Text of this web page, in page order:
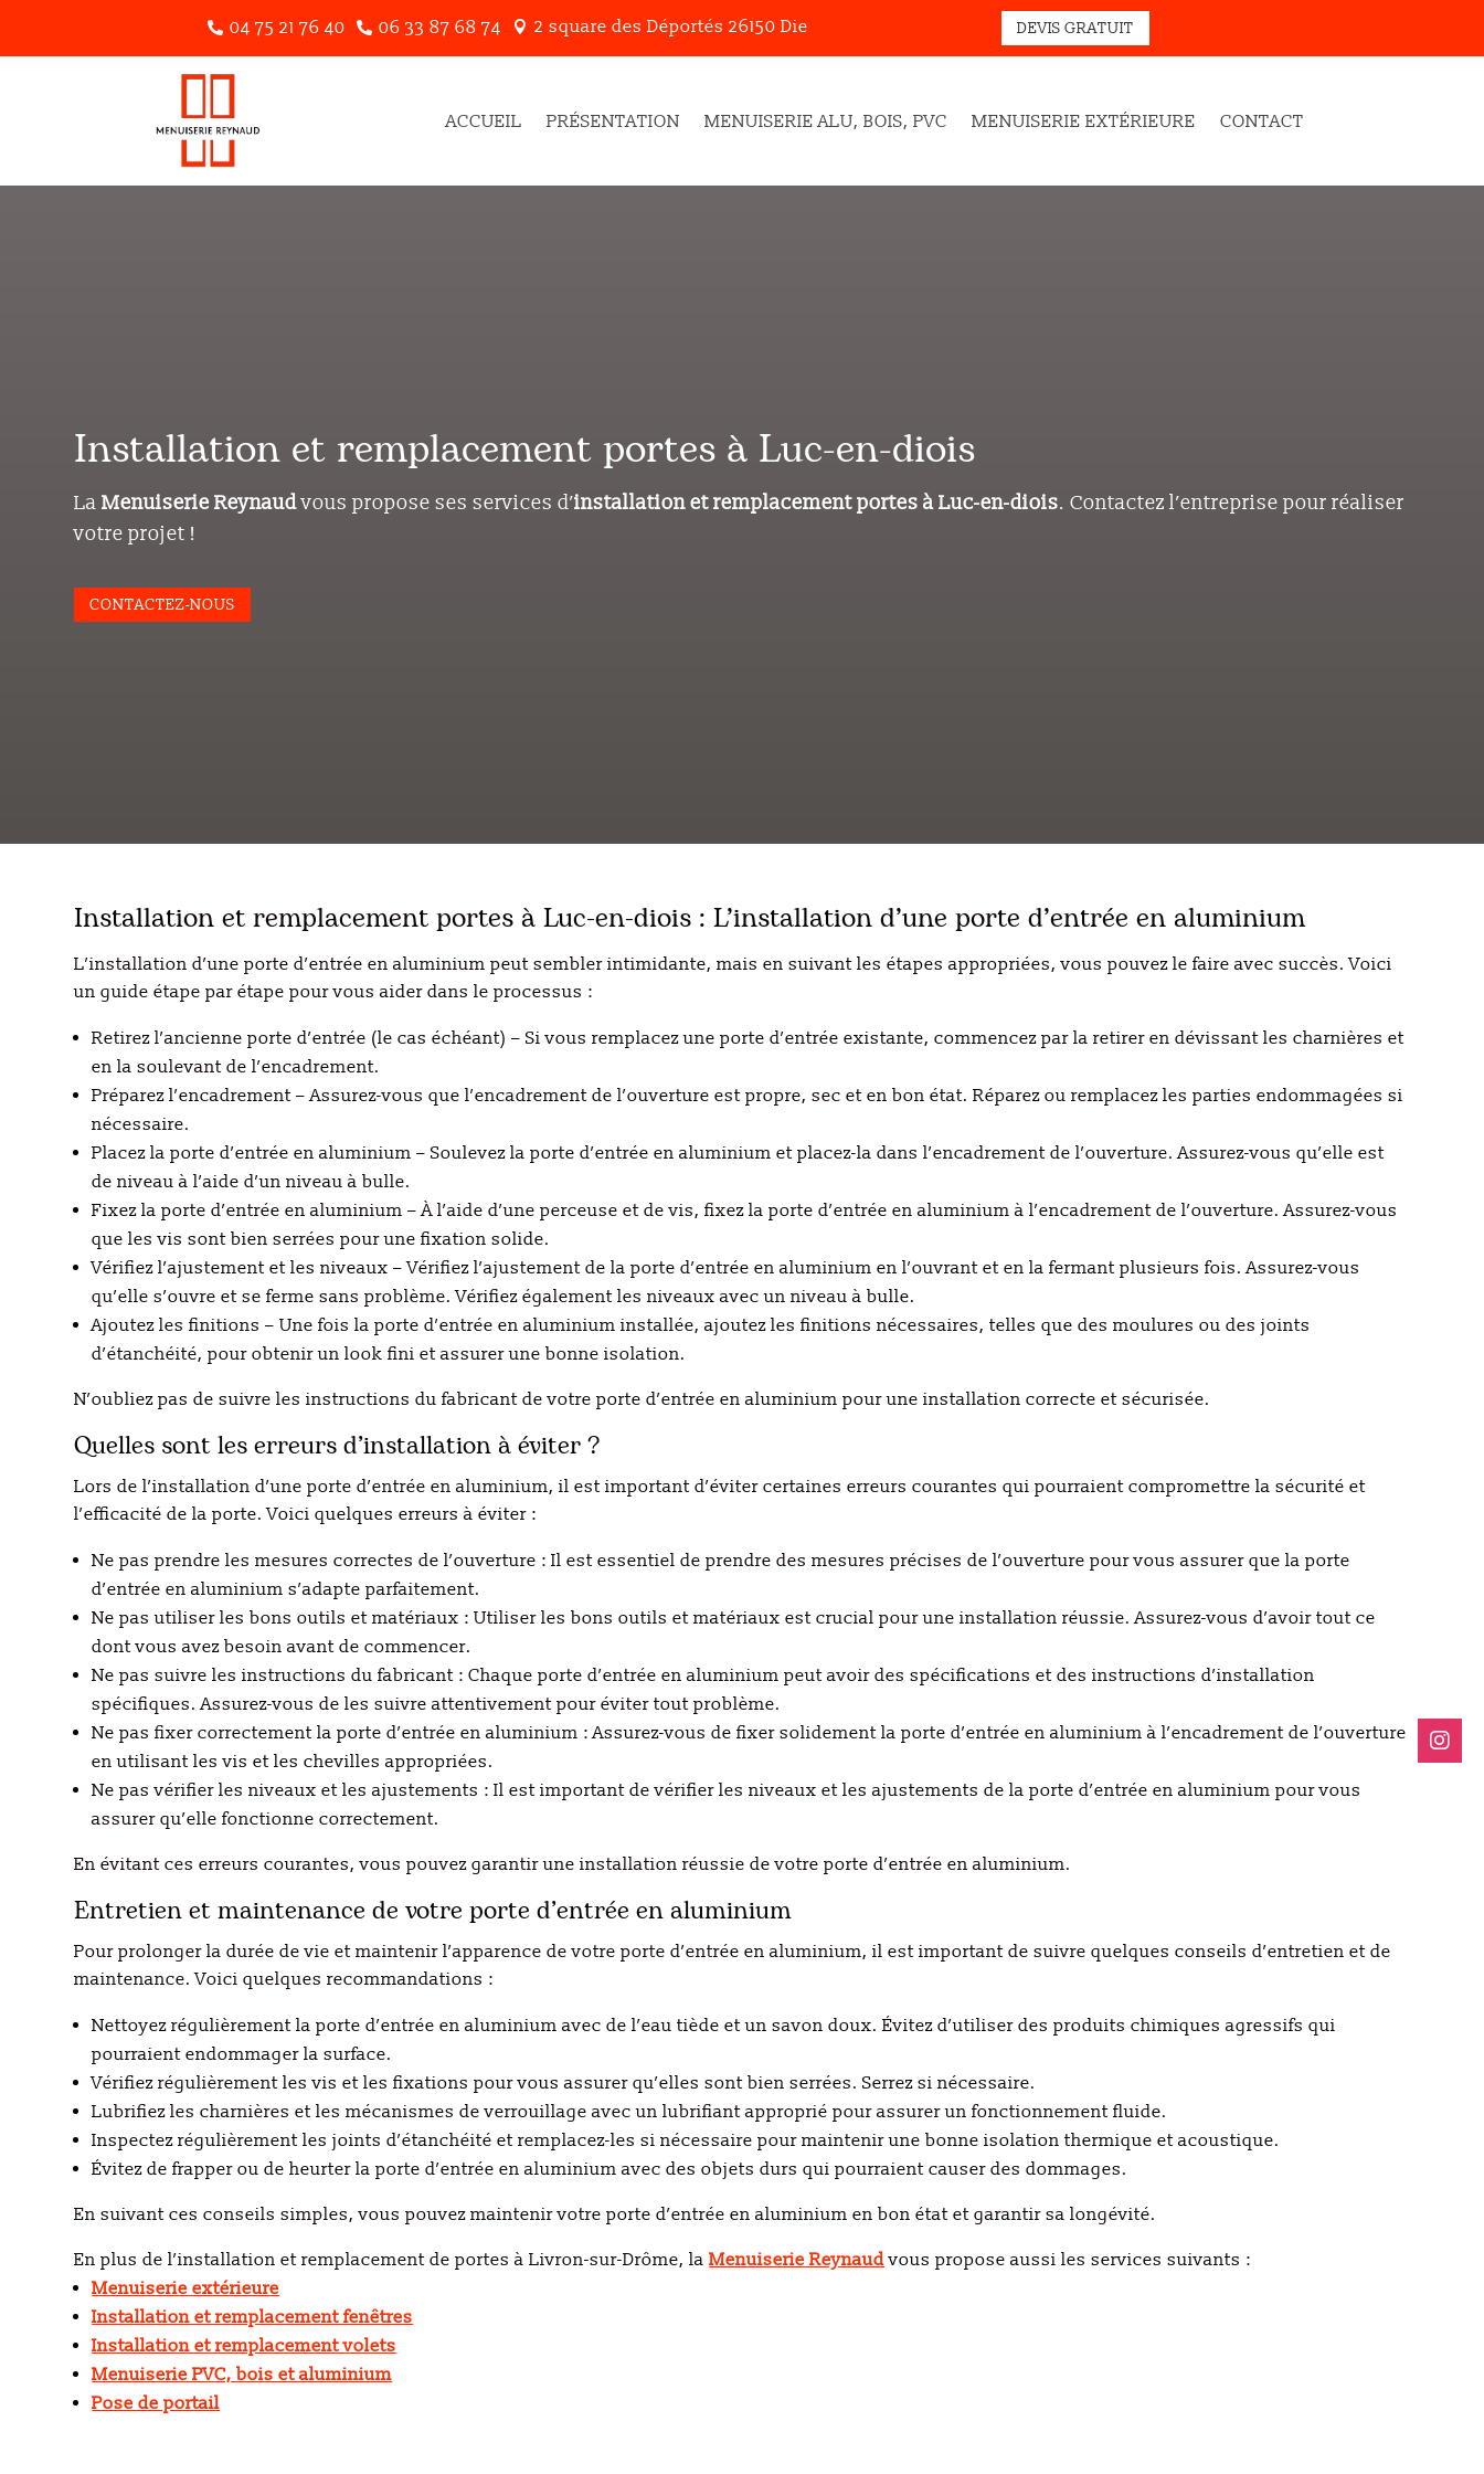
 04 75 21 76 40  06 33 87 68 74  2 square des Déportés 26150 Die DEVIS GRATUIT
ACCUEIL PRÉSENTATION MENUISERIE ALU, BOIS, PVC MENUISERIE EXTÉRIEURE CONTACT
Installation et remplacement portes à Luc-en-diois
LaMenuiserie Reynaudvous propose ses services d’installation et remplacement portes àLuc-en-diois. Contactez l’entreprise pour réaliser
votre projet !
CONTACTEZ-NOUS
Installation et remplacement portes à Luc-en-diois : L’installation d’une porte d’entrée en aluminium
L’installation d’une porte d’entrée en aluminium peut sembler intimidante, mais en suivant les étapes appropriées, vous pouvez le faire avec succès. Voici
un guide étape par étape pour vous aider dans le processus :
Retirez l’ancienne porte d’entrée (le cas échéant) – Si vous remplacez une porte d’entrée existante, commencez par la retirer en dévissant les charnières et
en la soulevant de l’encadrement.
Préparez l’encadrement – Assurez-vous que l’encadrement de l’ouverture est propre, sec et en bon état. Réparez ou remplacez les parties endommagées si
nécessaire.
Placez la porte d’entrée en aluminium – Soulevez la porte d’entrée en aluminium et placez-la dans l’encadrement de l’ouverture. Assurez-vous qu’elle est
de niveau à l’aide d’un niveau à bulle.
Fixez la porte d’entrée en aluminium – À l’aide d’une perceuse et de vis, fixez la porte d’entrée en aluminium à l’encadrement de l’ouverture. Assurez-vous
que les vis sont bien serrées pour une fixation solide.
Vérifiez l’ajustement et les niveaux – Vérifiez l’ajustement de la porte d’entrée en aluminium en l’ouvrant et en la fermant plusieurs fois. Assurez-vous
qu’elle s’ouvre et se ferme sans problème. Vérifiez également les niveaux avec un niveau à bulle.
Ajoutez les finitions – Une fois la porte d’entrée en aluminium installée, ajoutez les finitions nécessaires, telles que des moulures ou des joints
d’étanchéité, pour obtenir un look fini et assurer une bonne isolation.
N’oubliez pas de suivre les instructions du fabricant de votre porte d’entrée en aluminium pour une installation correcte et sécurisée.
Quelles sont les erreurs d’installation à éviter ?
Lors de l’installation d’une porte d’entrée en aluminium, il est important d’éviter certaines erreurs courantes qui pourraient compromettre la sécurité et
l’efficacité de la porte. Voici quelques erreurs à éviter :
Ne pas prendre les mesures correctes de l’ouverture : Il est essentiel de prendre des mesures précises de l’ouverture pour vous assurer que la porte
d’entrée en aluminium s’adapte parfaitement.
Ne pas utiliser les bons outils et matériaux : Utiliser les bons outils et matériaux est crucial pour une installation réussie. Assurez-vous d’avoir tout ce
dont vous avez besoin avant de commencer.
Ne pas suivre les instructions du fabricant : Chaque porte d’entrée en aluminium peut avoir des spécifications et des instructions d’installation
spécifiques. Assurez-vous de les suivre attentivement pour éviter tout problème.
Ne pas fixer correctement la porte d’entrée en aluminium : Assurez-vous de fixer solidement la porte d’entrée en aluminium à l’encadrement de l’ouverture
en utilisant les vis et les chevilles appropriées.
Ne pas vérifier les niveaux et les ajustements : Il est important de vérifier les niveaux et les ajustements de la porte d’entrée en aluminium pour vous
assurer qu’elle fonctionne correctement.
En évitant ces erreurs courantes, vous pouvez garantir une installation réussie de votre porte d’entrée en aluminium.
Entretien et maintenance de votre porte d’entrée en aluminium
Pour prolonger la durée de vie et maintenir l’apparence de votre porte d’entrée en aluminium, il est important de suivre quelques conseils d’entretien et de
maintenance. Voici quelques recommandations :
Nettoyez régulièrement la porte d’entrée en aluminium avec de l’eau tiède et un savon doux. Évitez d’utiliser des produits chimiques agressifs qui
pourraient endommager la surface.
Vérifiez régulièrement les vis et les fixations pour vous assurer qu’elles sont bien serrées. Serrez si nécessaire.
Lubrifiez les charnières et les mécanismes de verrouillage avec un lubrifiant approprié pour assurer un fonctionnement fluide.
Inspectez régulièrement les joints d’étanchéité et remplacez-les si nécessaire pour maintenir une bonne isolation thermique et acoustique.
Évitez de frapper ou de heurter la porte d’entrée en aluminium avec des objets durs qui pourraient causer des dommages.
En suivant ces conseils simples, vous pouvez maintenir votre porte d’entrée en aluminium en bon état et garantir sa longévité.
En plus de l’installation et remplacement deportesà Livron-sur-Drôme, laMenuiserie Reynaudvous propose aussi les services suivants :
Menuiserie extérieure
Installation et remplacement fenêtres
Installation et remplacement volets
Menuiserie PVC, bois et aluminium
Pose de portail